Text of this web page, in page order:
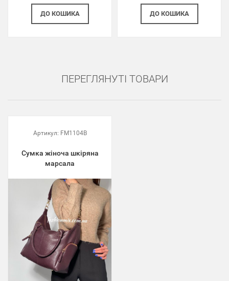
ДО КОШИКА ДО КОШИКА
ПЕРЕГЛЯНУТІ ТОВАРИ
Артикул: FM1104B
Сумка жіноча шкіряна
марсала